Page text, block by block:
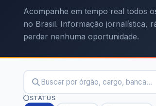
Acompanhe em tempo real todos
no Brasil. Informação jornalística,
perder nenhuma oportunidade.
STATUS